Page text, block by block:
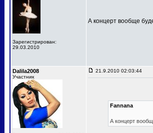
Зарегистрирован:
29.03.2010
А концерт вообще
Dalila2008
Участник
21.9.2010 02:03:44
Fannana
А концерт